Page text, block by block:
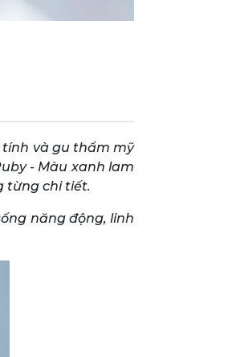
tính và gu thẩm mỹ
- Màu xanh lam
từng chi tiết.
năng động, linh